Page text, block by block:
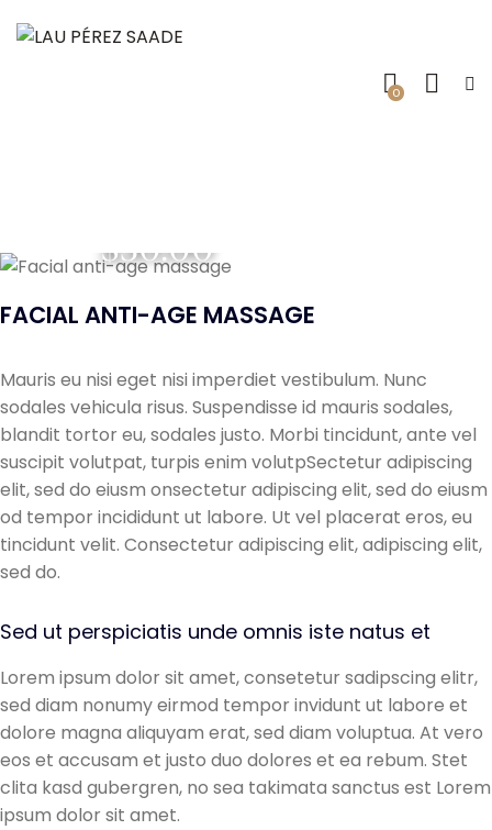
0
$30.00
FACIAL ANTI-AGE MASSAGE
Mauris eu nisi eget nisi imperdiet vestibulum. Nunc
sodales vehicula risus. Suspendisse id mauris sodales,
blandit tortor eu, sodales justo. Morbi tincidunt, ante vel
suscipit volutpat, turpis enim volutpSectetur adipiscing
elit, sed do eiusm onsectetur adipiscing elit, sed do eiusm
od tempor incididunt ut labore. Ut vel placerat eros, eu
tincidunt velit. Consectetur adipiscing elit, adipiscing elit,
sed do.
Sed ut perspiciatis unde omnis iste natus et
Lorem ipsum dolor sit amet, consetetur sadipscing elitr,
sed diam nonumy eirmod tempor invidunt ut labore et
dolore magna aliquyam erat, sed diam voluptua. At vero
eos et accusam et justo duo dolores et ea rebum. Stet
clita kasd gubergren, no sea takimata sanctus est Lorem
ipsum dolor sit amet.